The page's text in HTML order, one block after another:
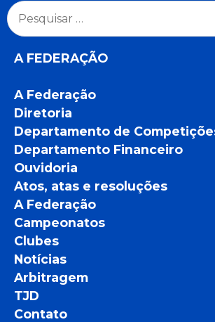
Pesquisar
por:
A FEDERAÇÃO
A Federação
Diretoria
Departamento de
Departamento Financeiro
Ouvidoria
Atos, atas e resoluções
A Federação
Campeonatos
Clubes
Notícias
Arbitragem
TJD
Contato